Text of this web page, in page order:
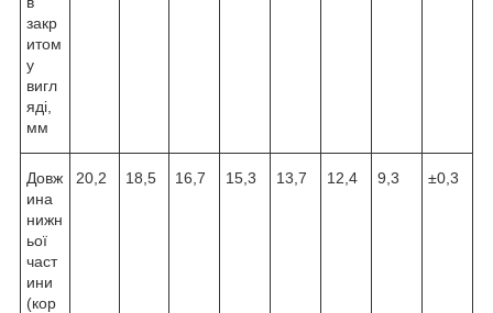
закр
итом
у
вигл
яді,
мм
Довж
ина
нижн
ьої
част
ини
(кор
20,2 18,5 16,7 15,3 13,7 12,4 9,3 ±0,3